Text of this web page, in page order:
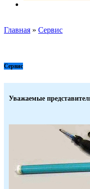
Главная » Сервис
Сервис
Уважаемые